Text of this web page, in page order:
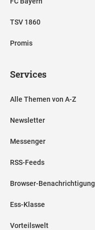
TSV 1860
Promis
Services
Alle Themen von A-Z
Newsletter
Messenger
RSS-Feeds
Browser-Benachrichtigung
Ess-Klasse
Vorteilswelt